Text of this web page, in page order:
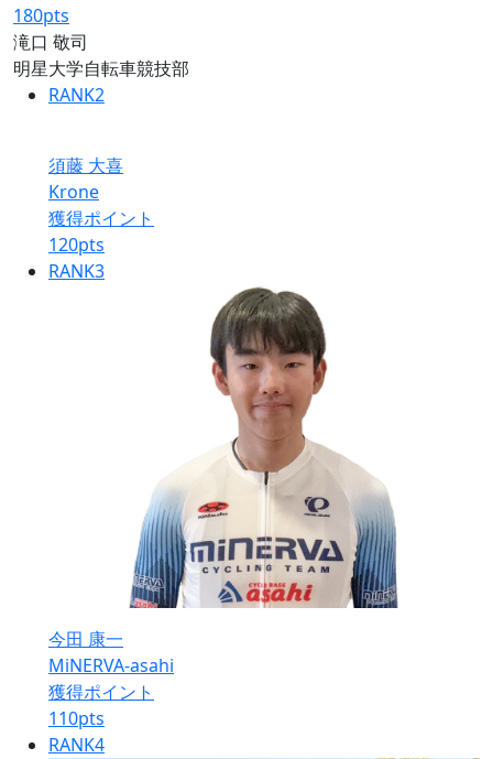
180pts
滝口 敬司
明星大学自転車競技部
RANK2
須藤 大喜
Krone
獲得ポイント
120pts
RANK3
今田 康一
MiNERVA-asahi
獲得ポイント
110pts
RANK4